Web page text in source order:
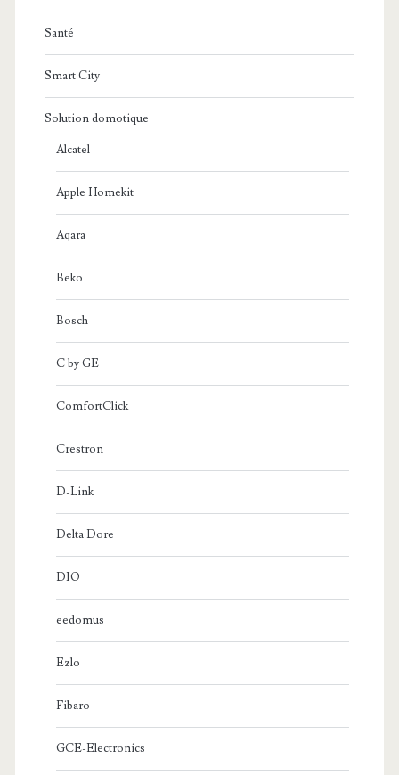
Santé
Smart City
Solution domotique
Alcatel
Apple Homekit
Aqara
Beko
Bosch
C by GE
ComfortClick
Crestron
D-Link
Delta Dore
DIO
eedomus
Ezlo
Fibaro
GCE-Electronics